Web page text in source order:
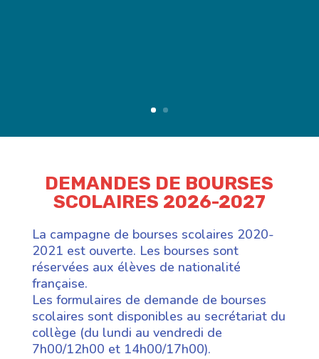
DEMANDES DE BOURSES
SCOLAIRES 2026-2027
La campagne de bourses scolaires 2020-
2021 est ouverte. Les bourses sont
réservées aux élèves de nationalité
française.
Les formulaires de demande de bourses
scolaires sont disponibles au secrétariat du
collège (du lundi au vendredi de
7h00/12h00 et 14h00/17h00).